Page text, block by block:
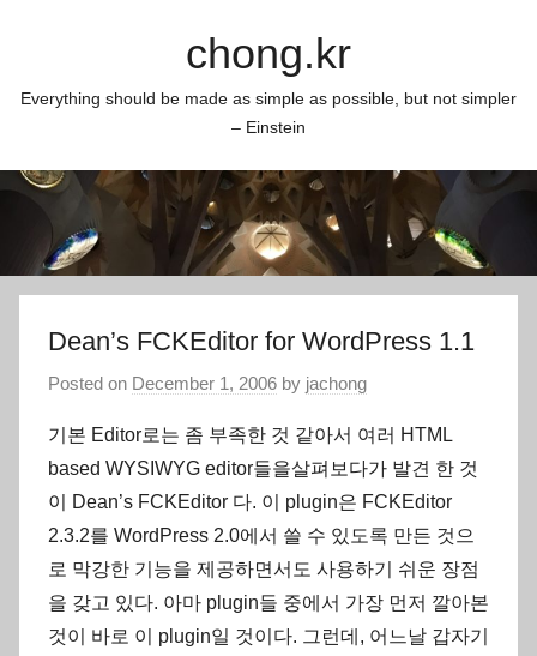
chong.kr
Everything should be made as simple as possible, but not simpler
– Einstein
Dean’s FCKEditor for WordPress 1.1
Posted on December 1, 2006 by jachong
기본 Editor로는 좀 부족한 것 같아서 여러 HTML
based WYSIWYG editor들을살펴보다가 발견 한 것
이 Dean’s FCKEditor 다. 이 plugin은 FCKEditor
2.3.2를 WordPress 2.0에서 쓸 수 있도록 만든 것으
로 막강한 기능을 제공하면서도 사용하기 쉬운 장점
을 갖고 있다. 아마 plugin들 중에서 가장 먼저 깔아본
것이 바로 이 plugin일 것이다. 그런데, 어느날 갑자기